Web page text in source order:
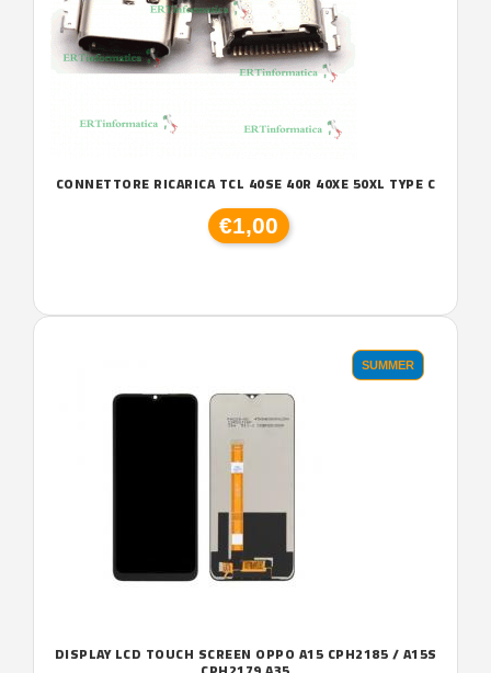
CONNETTORE RICARICA TCL 40SE 40R 40XE 50XL TYPE C
€1,00
SUMMER
DISPLAY LCD TOUCH SCREEN OPPO A15 CPH2185 / A15S